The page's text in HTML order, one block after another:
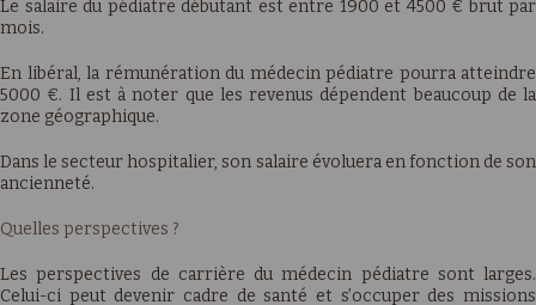
Le salaire du pédiatre débutant est entre 1900 et 4500 € brut par
mois.
En libéral, la rémunération du médecin pédiatre pourra atteindre
5000 €. Il est à noter que les revenus dépendent beaucoup de la
zone géographique.
Dans le secteur hospitalier, son salaire évoluera en fonction de son
ancienneté.
Quelles perspectives ?
Les perspectives de carrière du médecin pédiatre sont larges.
Celui-ci peut devenir cadre de santé et s’occuper des missions